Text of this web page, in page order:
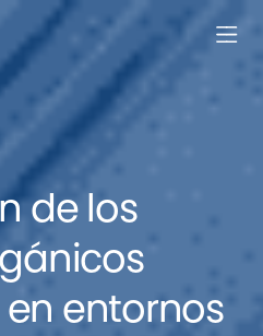
de los
entornos